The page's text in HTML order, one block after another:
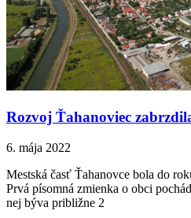
Rozvoj Ťahanoviec
6. mája 2022
Mestská časť Ťahanovce bola do
Prvá písomná zmienka o obci
nej býva približne 2